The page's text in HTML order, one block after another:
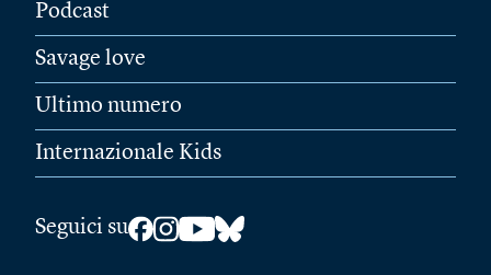
Podcast
Savage love
Ultimo numero
Internazionale Kids
Seguici su